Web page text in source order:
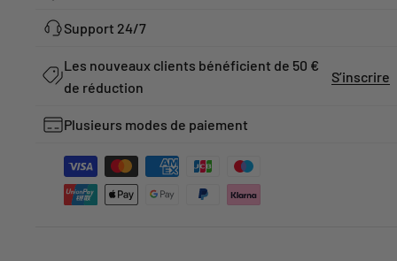
Support 24/7
Les nouveaux clients bénéficient de 50 €
de réduction
S’inscrire
Plusieurs modes de paiement